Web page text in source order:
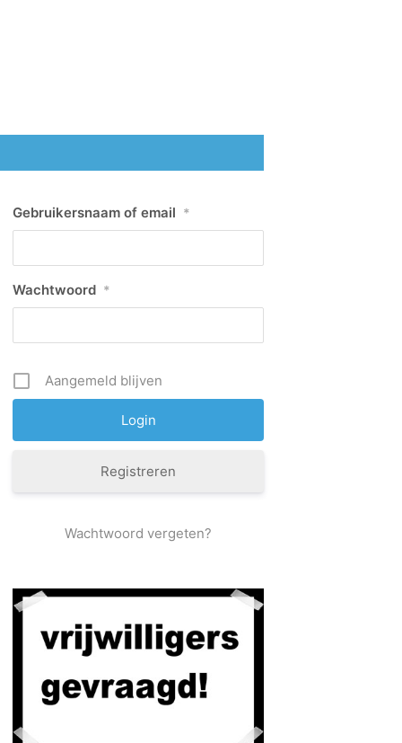
Gebruikersnaam of email *
Wachtwoord *
Aangemeld blijven
Registreren
Wachtwoord vergeten?